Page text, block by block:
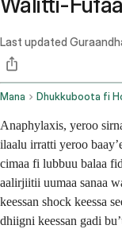
Last updated
Mana Dhukkuboota fi
Anaphylaxis, yeroo
ilaalu irratti yeroo
cimaa fi lubbuu balaa
aalirjiitii uumaa sanaa
keessan shock keessa
dhiigni keessan gadi